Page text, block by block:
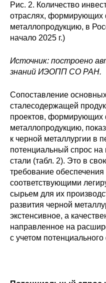
Рис. 2. Количество
отраслях, формирующих
металлопродукцию, в
начало 2025 г.)
Источник: построено
знаний ИЭОПП СО РАН.
Сопоставление
сталесодержащей
проектов, формирующих
металлопродукцию,
к черной металлургии в
потенциальный спрос
стали (табл. 2). Это в
требование обеспечения
соответствующими
сырьем для их
развития черной
экстенсивное, а
направленное на
с учетом